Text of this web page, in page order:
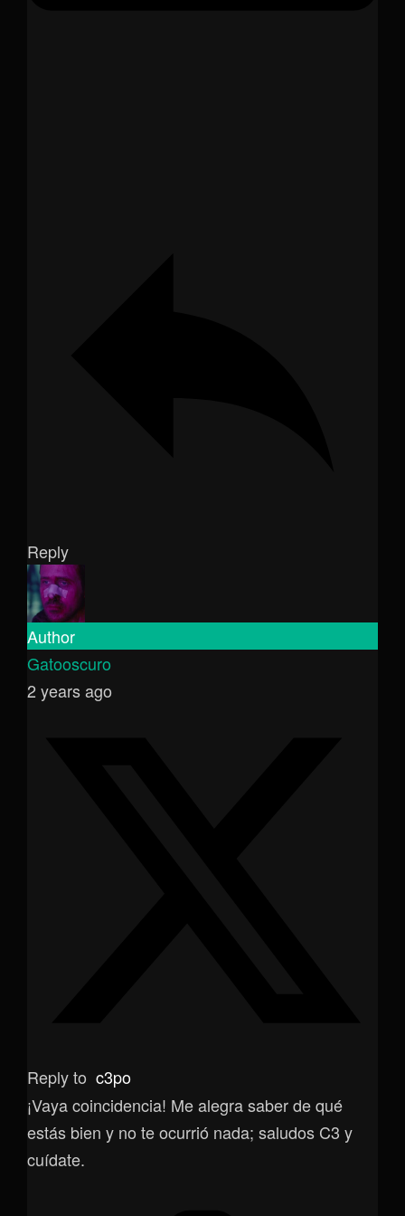
Reply
Author
Gatooscuro
2 years ago
Reply to c3po
¡Vaya coincidencia! Me alegra saber de qué
estás bien y no te ocurrió nada; saludos C3 y
cuídate.